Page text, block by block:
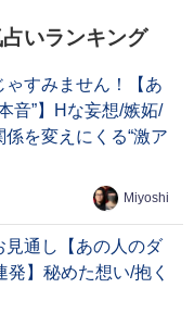
いランキング
すみません！【あ
音”】Hな妄想/嫉妬/
を変えにくる“激ア
Miyoshi
見通し【あの人のダ
】秘めた想い/抱く